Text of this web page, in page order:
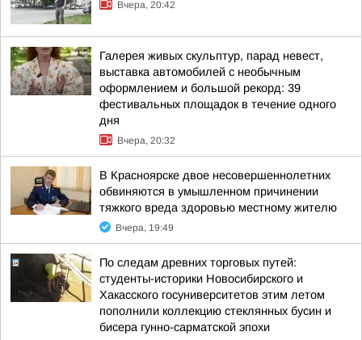
Вчера, 20:42
Галерея живых скульптур, парад невест,
выставка автомобилей с необычным
оформлением и большой рекорд: 39
фестивальных площадок в течение одного
дня
Вчера, 20:32
В Красноярске двое несовершеннолетних
обвиняются в умышленном причинении
тяжкого вреда здоровью местному жителю
Вчера, 19:49
По следам древних торговых путей:
студенты-историки Новосибирского и
Хакасского госуниверситетов этим летом
пополнили коллекцию стеклянных бусин и
бисера гунно-сарматской эпохи